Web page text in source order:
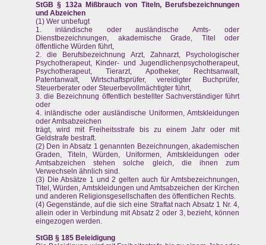
StGB § 132a Mißbrauch von Titeln, Berufsbezeichnungen
und Abzeichen
(1) Wer unbefugt
1. inländische oder ausländische Amts- oder
Dienstbezeichnungen, akademische Grade, Titel oder
öffentliche Würden führt,
2. die Berufsbezeichnung Arzt, Zahnarzt, Psychologischer
Psychotherapeut, Kinder- und Jugendlichenpsychotherapeut,
Psychotherapeut, Tierarzt, Apotheker, Rechtsanwalt,
Patentanwalt, Wirtschaftsprüfer, vereidigter Buchprüfer,
Steuerberater oder Steuerbevollmächtigter führt,
3. die Bezeichnung öffentlich bestellter Sachverständiger führt
oder
4. inländische oder ausländische Uniformen, Amtskleidungen
oder Amtsabzeichen
trägt, wird mit Freiheitsstrafe bis zu einem Jahr oder mit
Geldstrafe bestraft.
(2) Den in Absatz 1 genannten Bezeichnungen, akademischen
Graden, Titeln, Würden, Uniformen, Amtskleidungen oder
Amtsabzeichen stehen solche gleich, die ihnen zum
Verwechseln ähnlich sind.
(3) Die Absätze 1 und 2 gelten auch für Amtsbezeichnungen,
Titel, Würden, Amtskleidungen und Amtsabzeichen der Kirchen
und anderen Religionsgesellschaften des öffentlichen Rechts.
(4) Gegenstände, auf die sich eine Straftat nach Absatz 1 Nr. 4,
allein oder in Verbindung mit Absatz 2 oder 3, bezieht, können
eingezogen werden.
StGB § 185 Beleidigung